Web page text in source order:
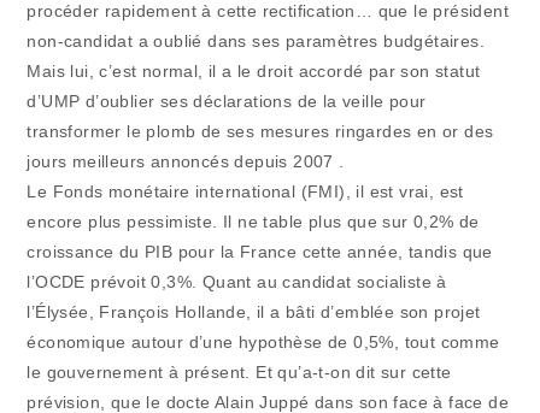
procéder rapidement à cette rectification… que le président
non-candidat a oublié dans ses paramètres budgétaires.
Mais lui, c’est normal, il a le droit accordé par son statut
d’UMP d’oublier ses déclarations de la veille pour
transformer le plomb de ses mesures ringardes en or des
jours meilleurs annoncés depuis 2007 .
Le Fonds monétaire international (FMI), il est vrai, est
encore plus pessimiste. Il ne table plus que sur 0,2% de
croissance du PIB pour la France cette année, tandis que
l’OCDE prévoit 0,3%. Quant au candidat socialiste à
l’Élysée, François Hollande, il a bâti d’emblée son projet
économique autour d’une hypothèse de 0,5%, tout comme
le gouvernement à présent. Et qu’a-t-on dit sur cette
prévision, que le docte Alain Juppé dans son face à face de